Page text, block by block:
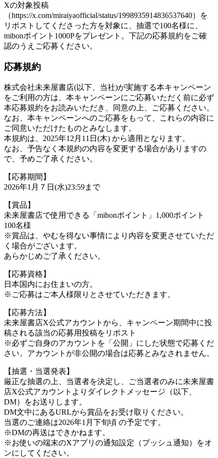
Xの対象投稿
（https://x.com/miraiyaofficial/status/1998935914836537640）を
リポストしてくださった方を対象に、抽選で100名様に、
mibonポイント1000Pをプレゼント。下記の応募規約をご確
認のうえご応募ください。
応募規約
株式会社未来屋書店(以下、当社)が実施する本キャンペーン
をご利用の方は、本キャンペーンにご応募いただく前に必ず
本応募規約をお読みいただき、同意の上、ご応募ください。
なお、本キャンペーンへのご応募をもって、これらの内容に
ご同意いただけたものとみなします。
本規約は、2025年12月11日(木) から適用となります。
なお、予告なく本規約の内容を変更する場合がありますの
で、予めご了承ください。
【応募期間】
2026年1月７日(水)23:59まで
【賞品】
未来屋書店で使用できる「mibonポイント」1,000ポイント
100名様
※賞品は、やむを得ない事情により内容を変更させていただ
く場合がございます。
あらかじめご了承ください。
【応募資格】
日本国内にお住まいの方。
※ご応募はご本人様限りとさせていただきます。
【応募方法】
未来屋書店X公式アカウントから、キャンペーン期間中に投
稿される該当の応募用投稿をリポスト
※必ずご自身のアカウントを「公開」にした状態で応募くだ
さい。アカウントが非公開の場合は応募とみなされません。
【抽選・当選発表】
厳正な抽選の上、当選者を決定し、ご当選者のみに未来屋書
店X公式アカウントよりダイレクトメッセージ（以下、
DM）をお送りします。
DM文中にあるURLから賞品をお受け取りください。
当選のご連絡は2026年1月下旬頃 の予定です。
※DMの再送はできかねます。
※お使いの端末のXアプリの通知設定（プッシュ通知）をオ
ンにしてください。